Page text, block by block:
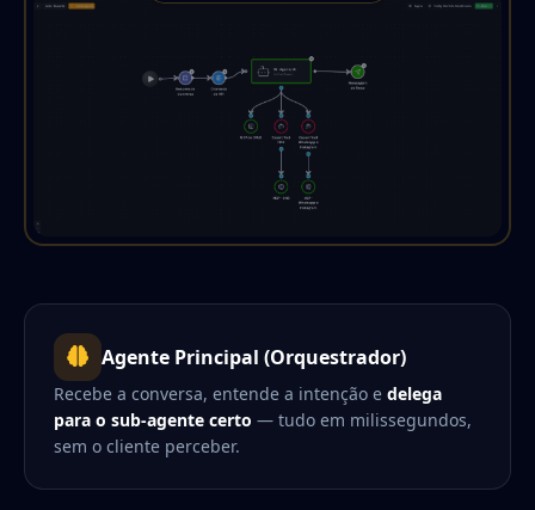
Agente Principal (Orquestrador)
Recebe a conversa, entende a intenção e delega
para o sub-agente certo — tudo em milissegundos,
sem o cliente perceber.